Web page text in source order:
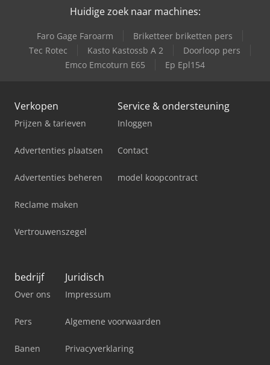
Case-Ih Farmall 95C Ep
Case-Ih Farmall 95U
Case-Ih Farmall 95U Pro
Huidige zoek naar machines:
Faro Gage Faroarm
Briketteer briketten pers
Tec Rotec
Kasto Kastossb A 2
Doorloop pers
Emco Emcoturn E65
Ep Epl154
Verkopen
Prijzen & tarieven
Advertenties plaatsen
Advertenties beheren
Reclame maken
Vertrouwenszegel
Service & ondersteuning
Inloggen
Contact
model koopcontract
bedrijf
Over ons
Pers
Banen
Juridisch
Impressum
Algemene voorwaarden
Privacyverklaring